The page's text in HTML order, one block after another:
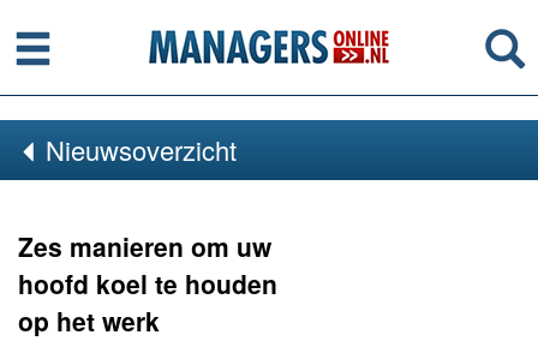
Menu
Nieuwsoverzicht
Zes manieren om uw
hoofd koel te houden
op het werk